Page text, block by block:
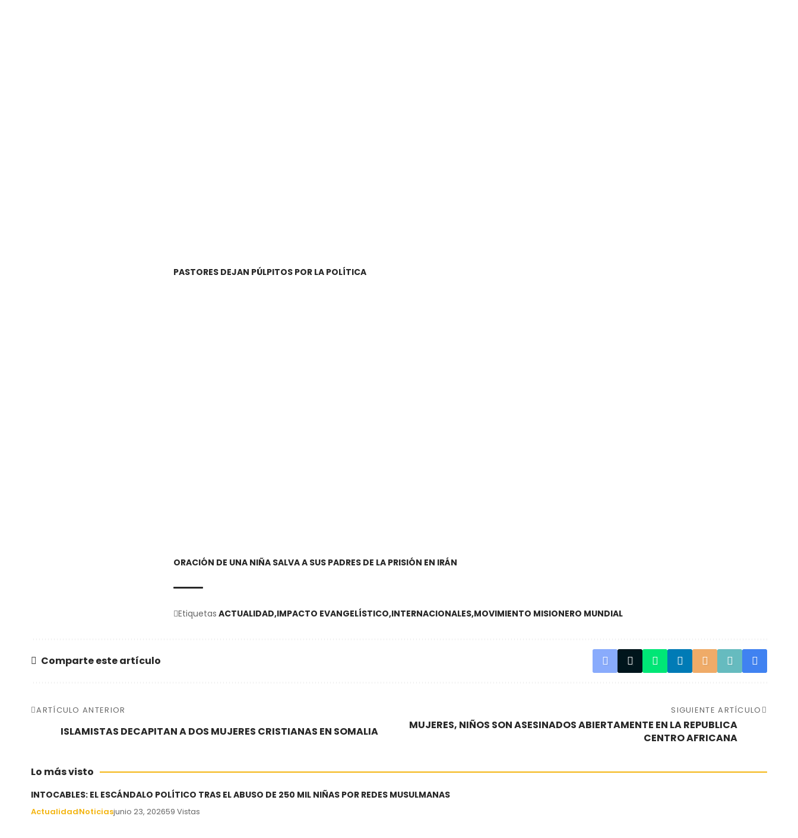
PASTORES DEJAN PÚLPITOS POR LA POLÍTICA
ORACIÓN DE UNA NIÑA SALVA A SUS PADRES DE LA PRISIÓN EN IRÁN
Etiquetas ACTUALIDAD IMPACTO EVANGELÍSTICO INTERNACIONALES MOVIMIENTO MISIONERO MUNDIAL
Comparte este artículo
ARTÍCULO ANTERIOR
ISLAMISTAS DECAPITAN A DOS MUJERES CRISTIANAS EN SOMALIA
SIGUIENTE ARTÍCULO
MUJERES, NIÑOS SON ASESINADOS ABIERTAMENTE EN LA REPUBLICA
CENTRO AFRICANA
Lo más visto
INTOCABLES: EL ESCÁNDALO POLÍTICO TRAS EL ABUSO DE 250 MIL NIÑAS POR REDES MUSULMANAS
ActualidadNoticiasjunio 23, 202659 Vistas